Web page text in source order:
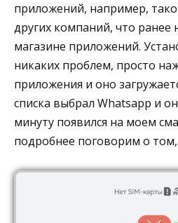
приложений, например,
других компаний, что ранее
магазине приложений.
никаких проблем, просто
приложения и оно
списка выбрал Whatsapp и
минуту появился на моем
подробнее поговорим о том,